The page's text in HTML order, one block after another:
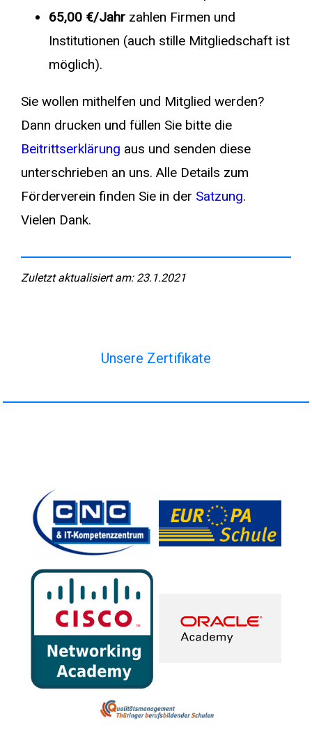
65,00 €/Jahr zahlen Firmen und
Institutionen (auch stille Mitgliedschaft ist
möglich).
Sie wollen mithelfen und Mitglied werden?
Dann drucken und füllen Sie bitte die
Beitrittserklärung aus und senden diese
unterschrieben an uns. Alle Details zum
Förderverein finden Sie in der Satzung.
Vielen Dank.
Zuletzt aktualisiert am: 23.1.2021
Unsere Zertifikate